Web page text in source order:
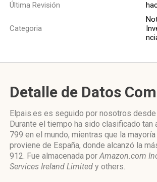
Última Revisión
Categoria
Detalle de Datos
Elpais.es es seguido por nosotros desde
Durante el tiempo ha sido clasificado tan
799 en el mundo, mientras que la
proviene de España, donde alcanzó la
912. Fue almacenada porAmazon.com
Services Ireland Limited y others.